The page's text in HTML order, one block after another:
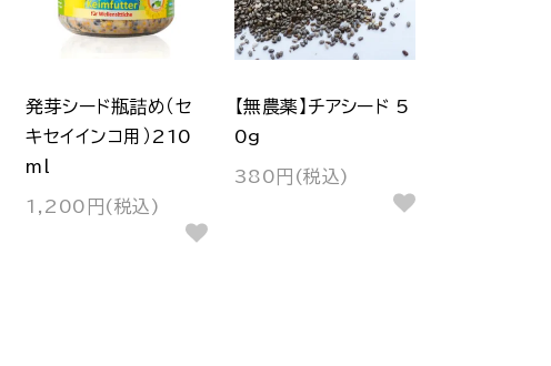
発芽シード瓶詰め（セ
キセイインコ用）210
ml
1,200円(税込)
【無農薬】チアシード 5
0g
380円(税込)